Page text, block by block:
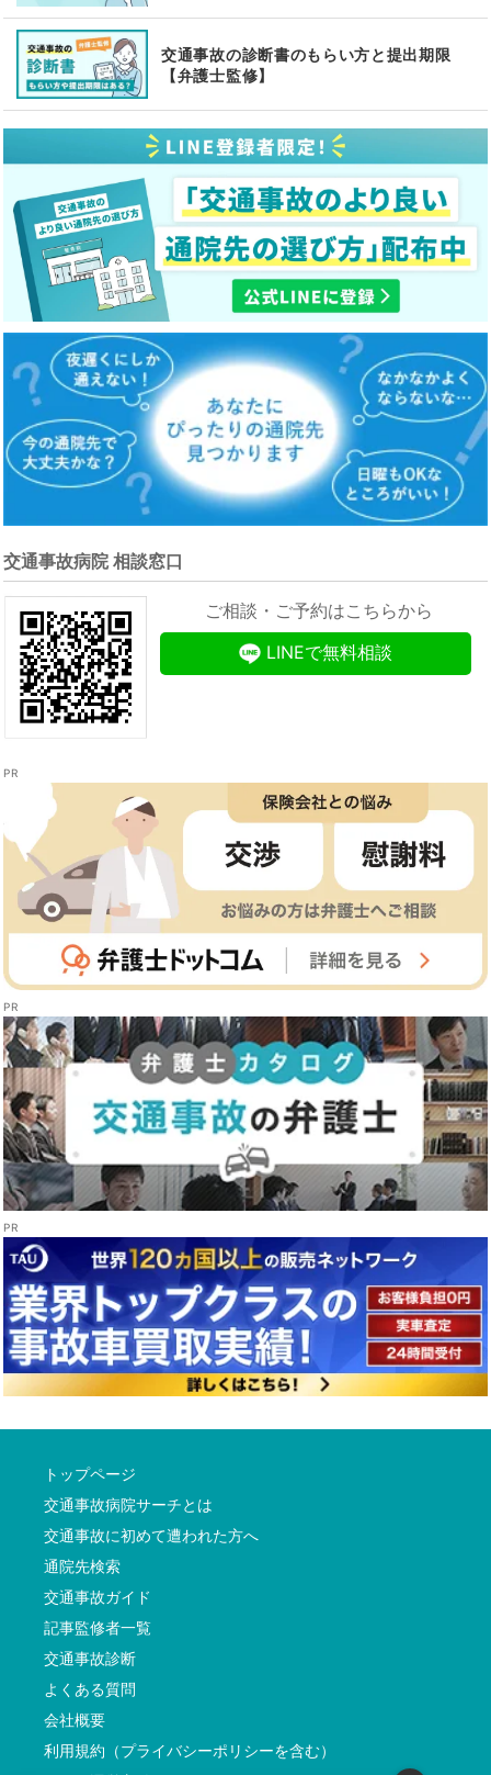
交通事故の診断書のもらい方と提出期限
【弁護士監修】
交通事故病院 相談窓口
ご相談・ご予約はこちらから
LINEで無料相談
トップページ
交通事故病院サーチとは
交通事故に初めて遭われた方へ
通院先検索
交通事故ガイド
記事監修者一覧
交通事故診断
よくある質問
会社概要
利用規約（プライバシーポリシーを含む）